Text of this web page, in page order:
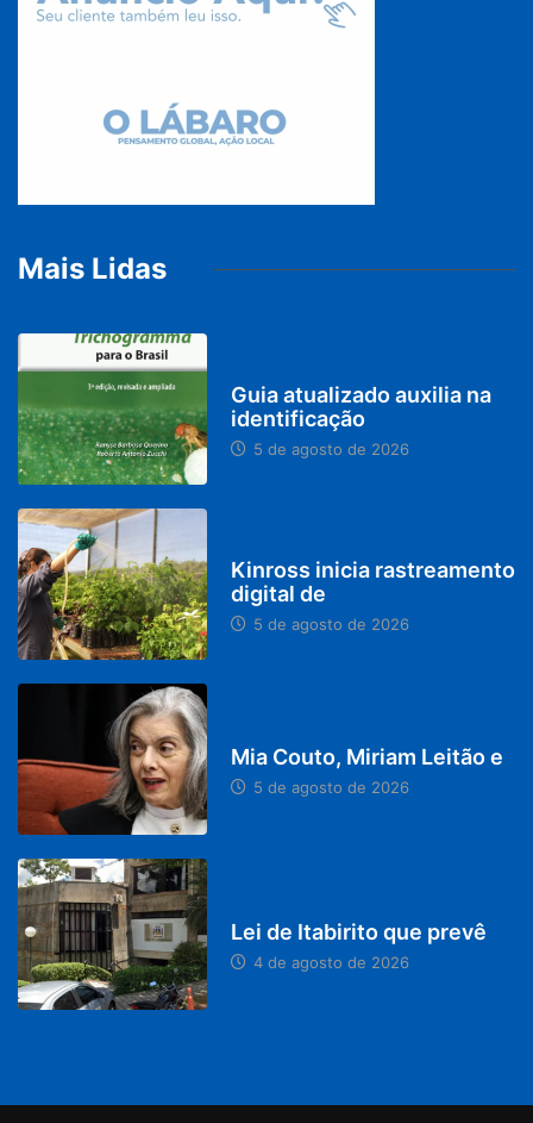
Mais Lidas
Guia atualizado auxilia na
identificação
5 de agosto de 2026
Kinross inicia rastreamento
digital de
5 de agosto de 2026
Mia Couto, Miriam Leitão e
5 de agosto de 2026
Lei de Itabirito que prevê
4 de agosto de 2026